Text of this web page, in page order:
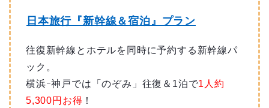
日本旅行『新幹線＆宿泊』プラン
往復新幹線とホテルを同時に予約する新幹線パ
ック。
横浜ｰ神戸では「のぞみ」往復＆1泊で1人約
5,300円お得 ！